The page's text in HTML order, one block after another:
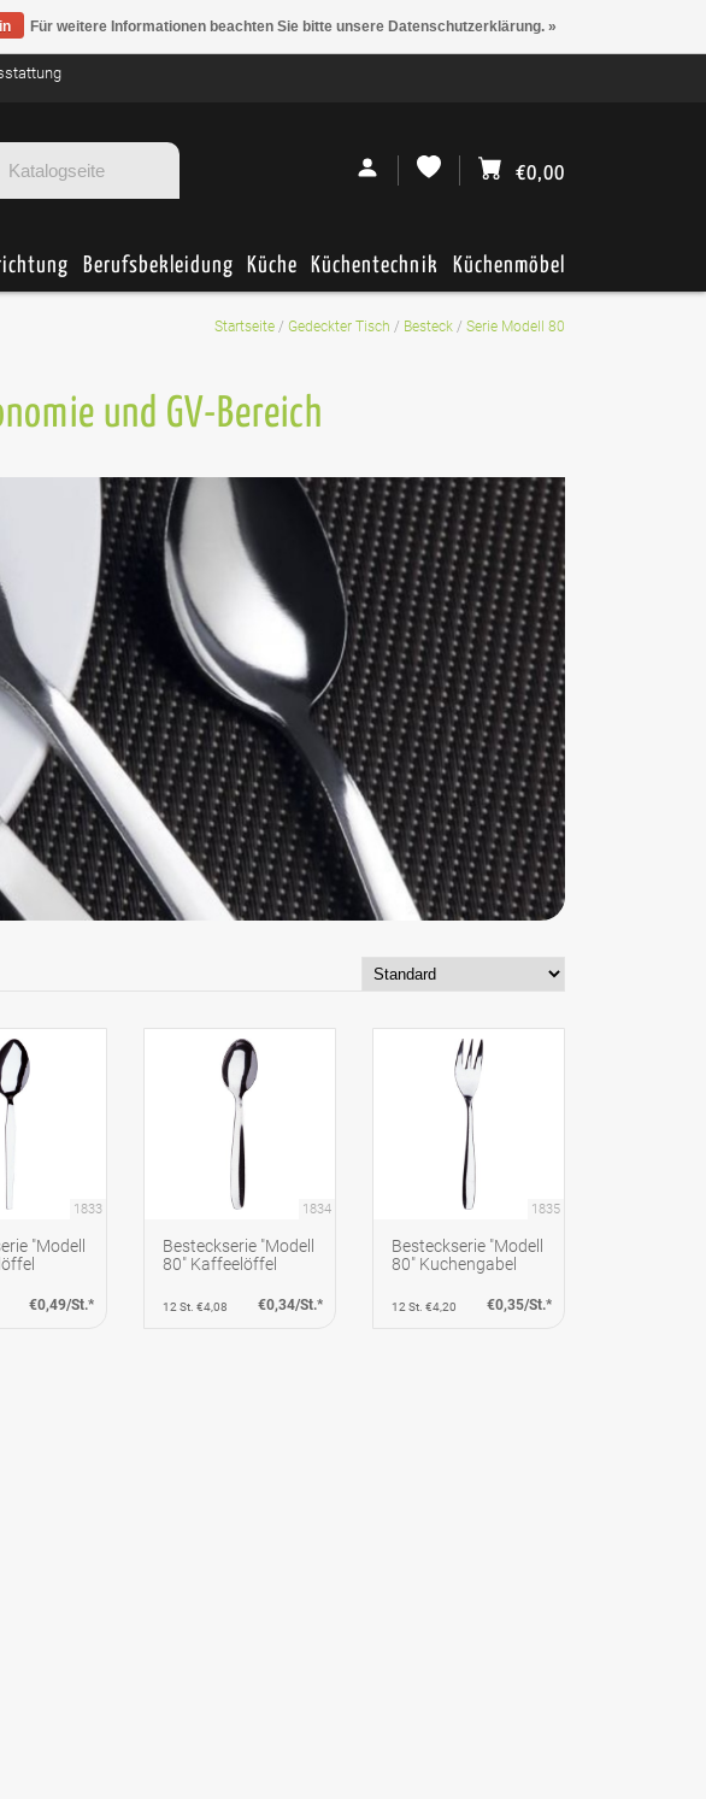
€0,00
Berufsbekleidung Küche Küchentechnik Küchenmöbel
Startseite / Gedeckter Tisch / Besteck / Serie Modell 80
und GV-Bereich
1833
"Modell
€0,49/St.*
1834
Besteckserie "Modell
80" Kaffeelöffel
12 St. €4,08 €0,34/St.*
1835
Besteckserie "Modell
80" Kuchengabel
12 St. €4,20 €0,35/St.*
Für weitere Informationen beachten Sie bitte unsere Datenschutzerklärung. »